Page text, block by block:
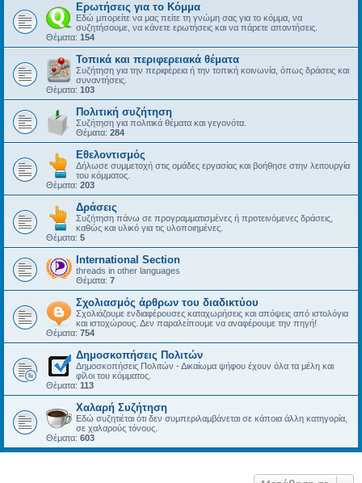
Ερωτήσεις για το Κόμμα
Εδώ μπορείτε να μας πείτε τη γνώμη σας για το κόμμα, να
συζητήσουμε, να κάνετε ερωτήσεις και να πάρετε απαντήσεις.
Θέματα: 154
Τοπικά και περιφερειακά θέματα
Συζήτηση για την περιφέρεια ή την τοπική κοινωνία, όπως δράσεις και
συναντήσεις.
Θέματα: 103
Πολιτική συζήτηση
Συζήτηση για πολιτικά θέματα και γεγονότα.
Θέματα: 284
Εθελοντισμός
Δήλωσε συμμετοχή στις ομάδες εργασίας και βοήθησε στην λειτουργία
του κόμματος.
Θέματα: 203
Δράσεις
Συζήτηση πάνω σε προγραμματισμένες ή προτεινόμενες δράσεις,
καθώς και υλικό για τις υλοποιημένες.
Θέματα: 5
International Section
threads in other languages
Θέματα: 7
Σχολιασμός άρθρων του διαδικτύου
Σχολιάζουμε ενδιαφέρουσες καταχωρήσεις και απόψεις από ιστολόγια
και ιστοχώρους. Δεν παραλείπουμε να αναφέρουμε την πηγή!
Θέματα: 754
Δημοσκοπήσεις Πολιτών
Δημοσκοπήσεις Πολιτών - Δικαίωμα ψήφου έχουν όλα τα μέλη και
φίλοι του κόμματος.
Θέματα: 113
Χαλαρή Συζήτηση
Εδώ συζητιέται ότι δεν συμπεριλαμβάνεται σε κάποια άλλη κατηγορία,
σε χαλαρούς τόνους.
Θέματα: 603